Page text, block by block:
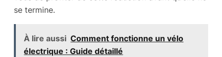
se termine.
À lire aussi Comment fonctionne un vélo
électrique : Guide détaillé